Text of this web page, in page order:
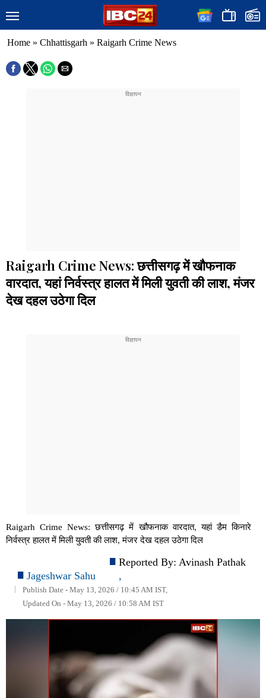
Home » Chhattisgarh » Raigarh Crime News
Raigarh Crime News: छत्तीसगढ़ में खौफनाक
वारदात, यहां निर्वस्त्र हालत में मिली युवती की लाश, मंजर
देख दहल उठेगा दिल
Raigarh Crime News: छत्तीसगढ़ में खौफनाक वारदात, यहां डैम किनारे
निर्वस्त्र हालत में मिली युवती की लाश, मंजर देख दहल उठेगा दिल
Jageshwar Sahu
Reported By: Avinash Pathak
,
Publish Date - May 13, 2026 / 10:45 AM IST,
Updated On - May 13, 2026 / 10:58 AM IST